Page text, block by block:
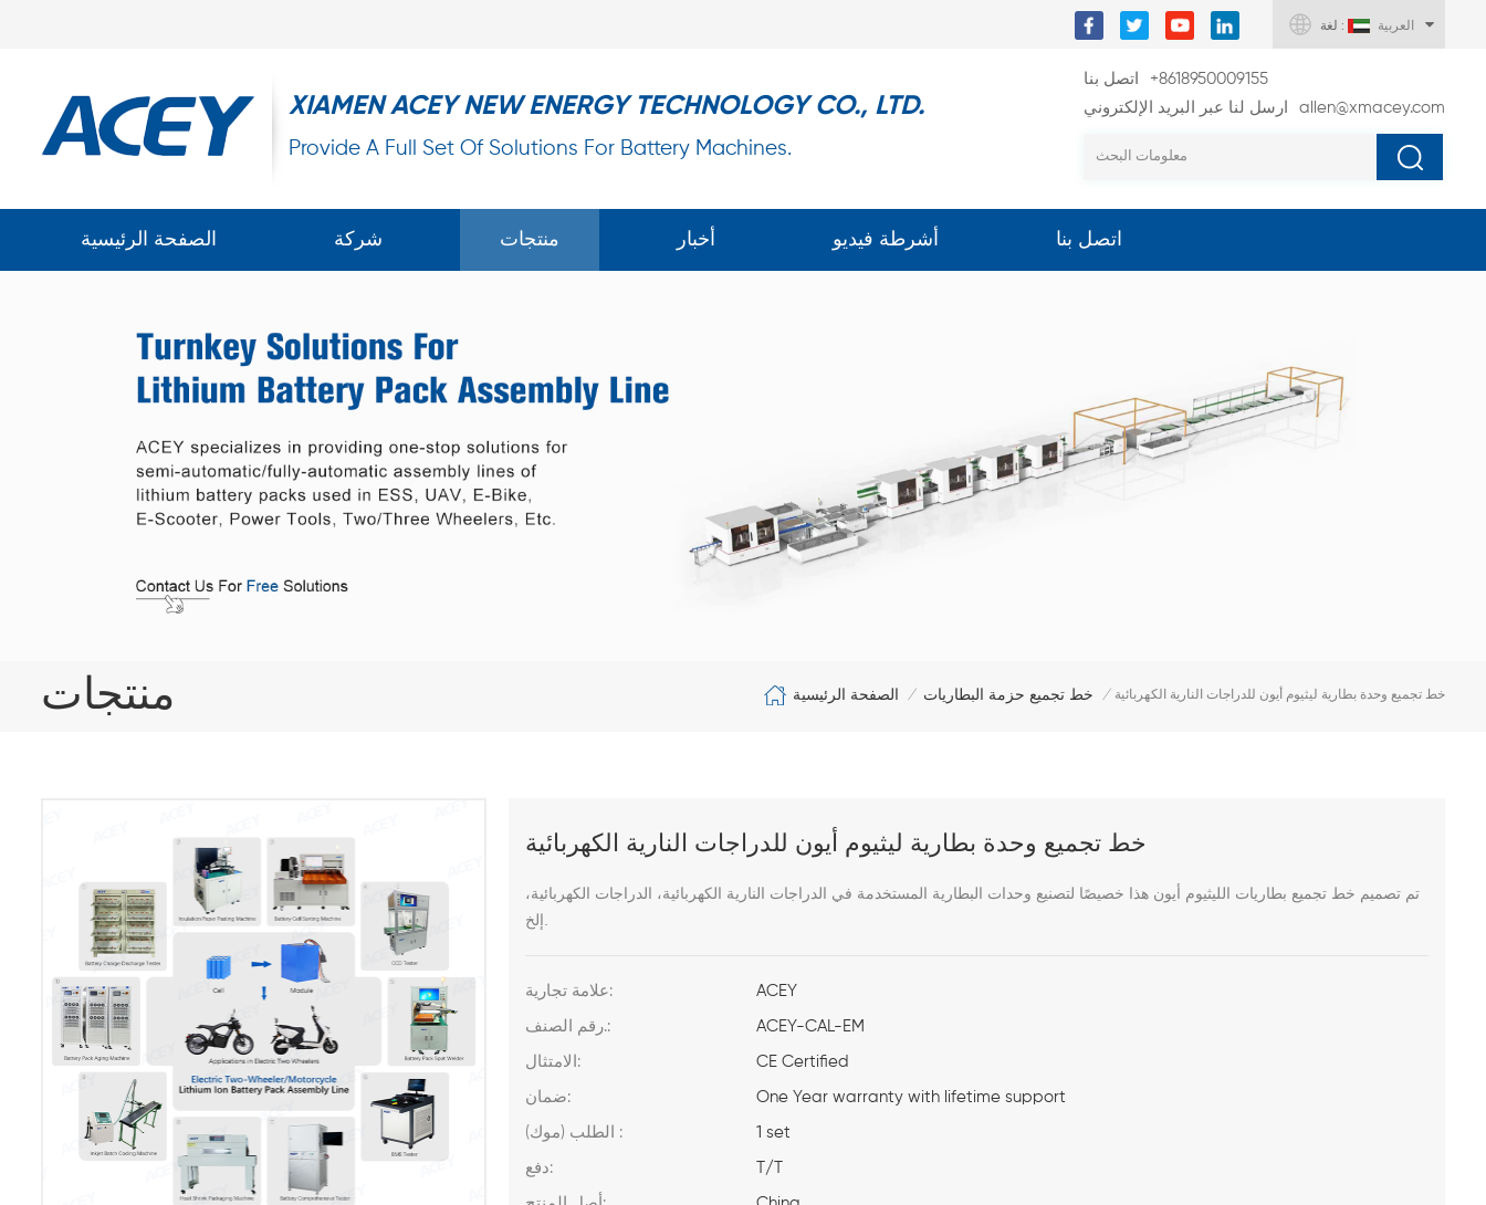
لغة : العربية
XIAMEN ACEY NEW ENERGY TECHNOLOGY CO., LTD.
Provide A Full Set Of Solutions For Battery Machines.
اتصل بنا
+8618950009155
ارسل لنا عبر البريد الإلكتروني
allen@xmacey.com
الصفحة الرئيسية شركة منتجات أخبار أشرطة فيديو اتصل بنا
منتجات الصفحة الرئيسية / خط تجميع حزمة البطاريات / خط تجميع وحدة بطارية ليثيوم أيون للدراجات النارية الكهربائية
خط تجميع وحدة بطارية ليثيوم أيون للدراجات النارية الكهربائية
تم تصميم خط تجميع بطاريات الليثيوم أيون هذا خصيصًا لتصنيع وحدات البطارية المستخدمة في الدراجات النارية الكهربائية، الدراجات الكهربائية،
إلخ.
علامة تجارية: ACEY
رقم الصنف.: ACEY-CAL-EM
الامتثال: CE Certified
ضمان: One Year warranty with lifetime support
الطلب (موك) : 1 set
دفع: T/T